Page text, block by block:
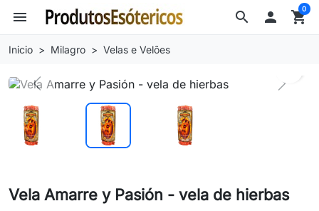
search
menu  shopping_cart
0
Inicio Milagro Velas e Velões
Previous Next
Vela Amarre y Pasión - vela de hierbas